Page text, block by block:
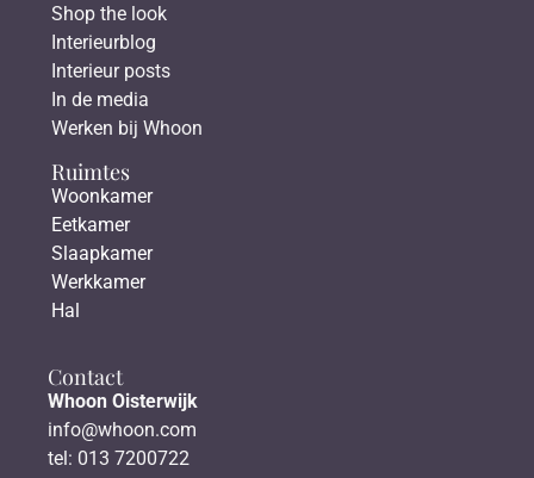
Shop the look
Interieurblog
Interieur posts
In de media
Werken bij Whoon
Ruimtes
Woonkamer
Eetkamer
Slaapkamer
Werkkamer
Hal
Contact
Whoon Oisterwijk
info@whoon.com
tel: 013 7200722